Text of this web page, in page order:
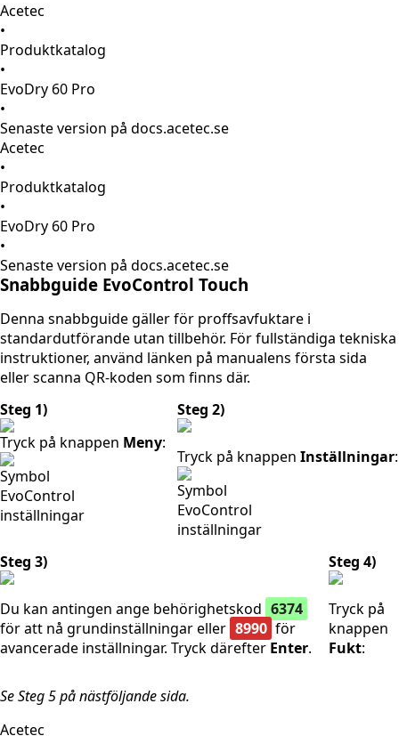
Acetec
•
Produktkatalog
•
EvoDry 60 Pro
•
Senaste version på docs.acetec.se
Acetec
•
Produktkatalog
•
EvoDry 60 Pro
•
Senaste version på docs.acetec.se
Snabbguide EvoControl Touch
Denna snabbguide gäller för proffsavfuktare i
standardutförande utan tillbehör. För fullständiga tekniska
instruktioner, använd länken på manualens första sida
eller scanna QR-koden som finns där.
Steg 1)
Tryck på knappen Meny:
Steg 2)
Tryck på knappen Inställningar:
Steg 3)
Du kan antingen ange behörighetskod 6374
för att nå grundinställningar eller 8990 för
avancerade inställningar. Tryck därefter Enter.
Se Steg 5 på nästföljande sida.
Steg 4)
Tryck på
knappen
Fukt:
Acetec